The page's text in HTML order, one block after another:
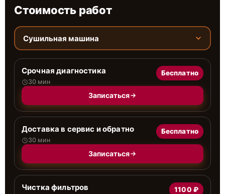
Стоимость работ
Сушильная машина
Срочная диагностика
30 мин
Бесплатно
Записаться
Доставка в сервис и обратно
30 мин
Бесплатно
Записаться
Чистка фильтров 1100 ₽